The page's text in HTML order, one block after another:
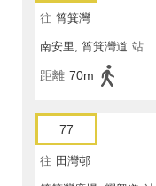
往 筲箕灣
南安里, 筲箕灣道 站
距離 70m
77
往 田灣邨